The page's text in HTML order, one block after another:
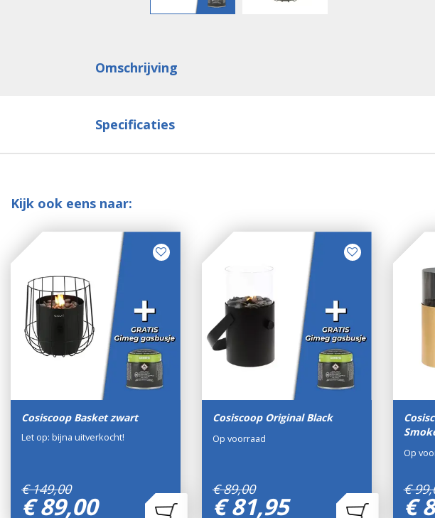
Omschrijving
Specificaties
Kijk ook eens naar:
Cosiscoop Basket zwart
€ 149,00
€ 89,00
Let op: bijna uitverkocht!
Cosiscoop Original Black
€ 89,00
€ 81,95
Op voorraad
€ 99,
€
Op